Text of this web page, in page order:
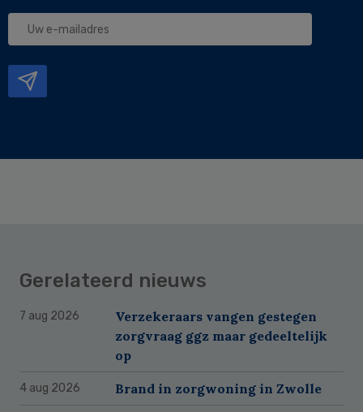
Uw
Gerelateerd nieuws
7 aug 2026
Verzekeraars vangen gestegen
zorgvraag ggz maar gedeeltelijk
op
4 aug 2026 Brand in zorgwoning in Zwolle